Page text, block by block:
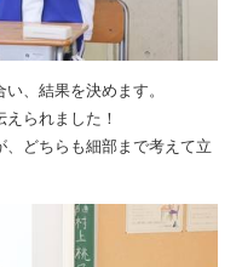
、結果を決めます。
られました！
どちらも細部まで考えて立